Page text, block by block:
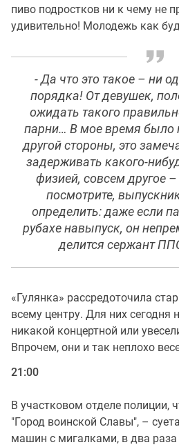
пиво подростков ни к чему не
удивительно! Молодежь как
-Да что это такое – ни
порядка! От девушек,
ожидать такого
парни… В мое время было
другой стороны, это
задерживать какого-
физией, совсем другое –
посмотрите,
определить: даже если
рубахе навыпуск, он
делится сержант
«Гулянка» рассредоточила
всему центру. Для них сегодня
никакой концертной или
Впрочем, они и так неплохо
21:00
В участковом отделе полиции,
"Город воинской Славы", –
машин с мигалками, в два